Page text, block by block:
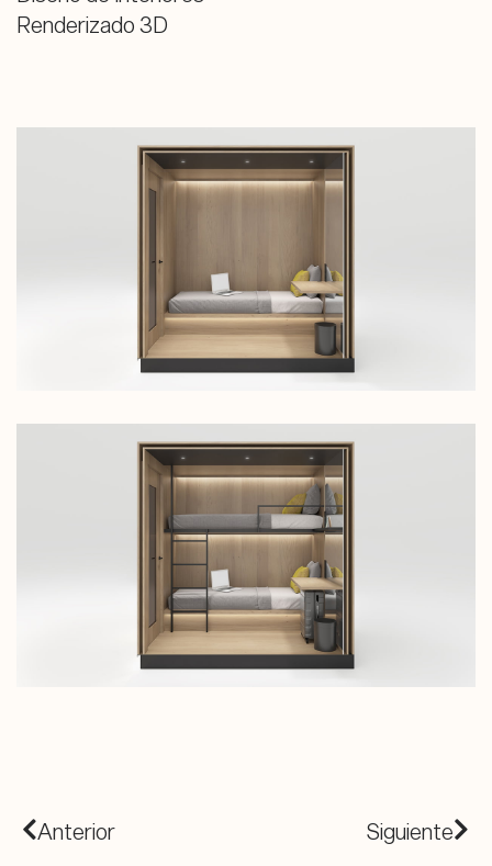
Renderizado 3D
Anterior Siguiente